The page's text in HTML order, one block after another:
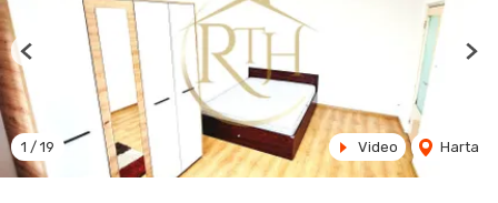
1 / 19 Video Harta
Previous